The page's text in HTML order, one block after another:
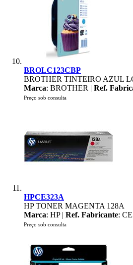
BROLC123CBP
BROTHER TINTEIRO AZUL
Marca: BROTHER | Ref.
Preço sob consulta
HPCE323A
HP TONER MAGENTA 128A
Marca: HP | Ref. Fabricante:
Preço sob consulta